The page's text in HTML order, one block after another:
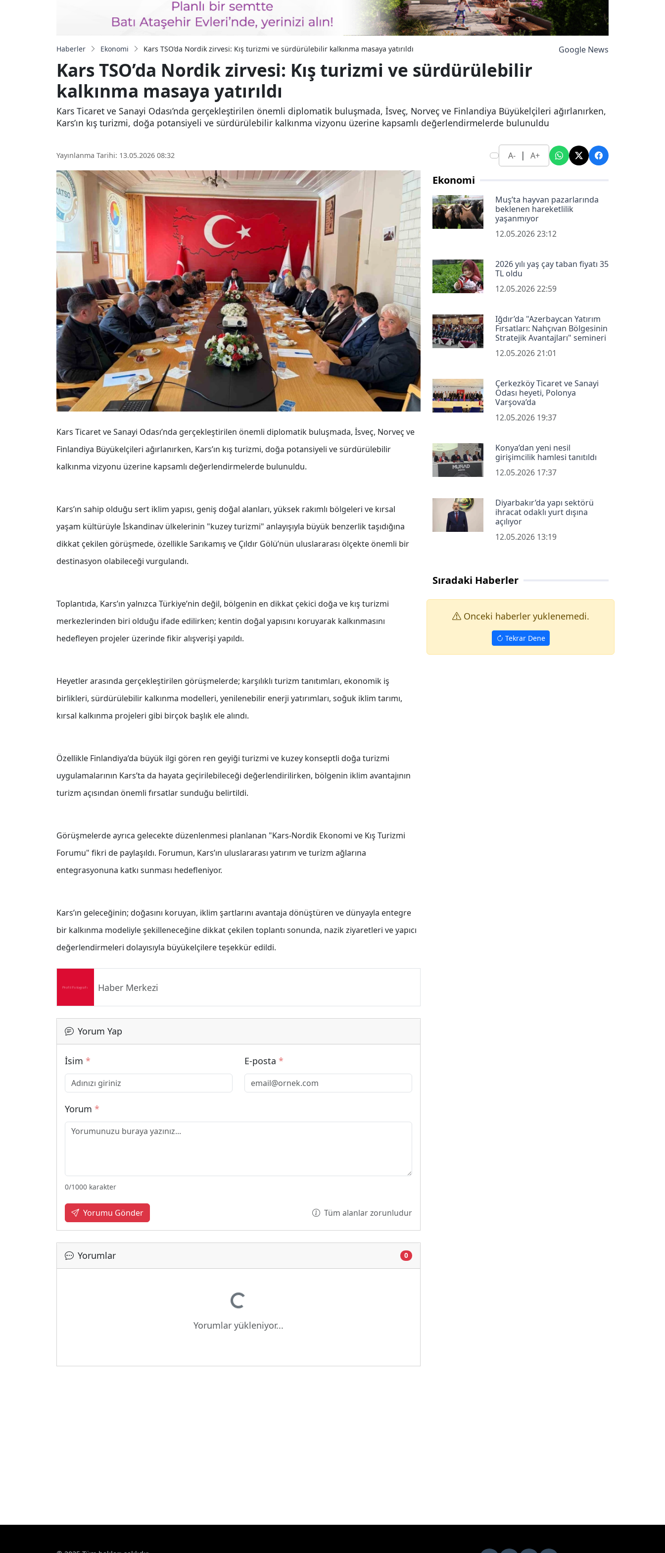
Haberler Ekonomi Kars TSO’da Nordik zirvesi: Kış turizmi ve sürdürülebilir kalkınma masaya yatırıldı Google News
Kars TSO’da Nordik zirvesi: Kış turizmi ve sürdürülebilir
kalkınma masaya yatırıldı
Kars Ticaret ve Sanayi Odası’nda gerçekleştirilen önemli diplomatik buluşmada, İsveç, Norveç ve Finlandiya Büyükelçileri ağırlanırken,
Kars’ın kış turizmi, doğa potansiyeli ve sürdürülebilir kalkınma vizyonu üzerine kapsamlı değerlendirmelerde bulunuldu
Yayınlanma Tarihi: 13.05.2026 08:32 A- | A+
Kars Ticaret ve Sanayi Odası’nda gerçekleştirilen önemli diplomatik buluşmada, İsveç, Norveç ve
Finlandiya Büyükelçileri ağırlanırken, Kars’ın kış turizmi, doğa potansiyeli ve sürdürülebilir
kalkınma vizyonu üzerine kapsamlı değerlendirmelerde bulunuldu.
Kars’ın sahip olduğu sert iklim yapısı, geniş doğal alanları, yüksek rakımlı bölgeleri ve kırsal
yaşam kültürüyle İskandinav ülkelerinin "kuzey turizmi" anlayışıyla büyük benzerlik taşıdığına
dikkat çekilen görüşmede, özellikle Sarıkamış ve Çıldır Gölü’nün uluslararası ölçekte önemli bir
destinasyon olabileceği vurgulandı.
Toplantıda, Kars’ın yalnızca Türkiye’nin değil, bölgenin en dikkat çekici doğa ve kış turizmi
merkezlerinden biri olduğu ifade edilirken; kentin doğal yapısını koruyarak kalkınmasını
hedefleyen projeler üzerinde fikir alışverişi yapıldı.
Heyetler arasında gerçekleştirilen görüşmelerde; karşılıklı turizm tanıtımları, ekonomik iş
birlikleri, sürdürülebilir kalkınma modelleri, yenilenebilir enerji yatırımları, soğuk iklim tarımı,
kırsal kalkınma projeleri gibi birçok başlık ele alındı.
Özellikle Finlandiya’da büyük ilgi gören ren geyiği turizmi ve kuzey konseptli doğa turizmi
uygulamalarının Kars’ta da hayata geçirilebileceği değerlendirilirken, bölgenin iklim avantajının
turizm açısından önemli fırsatlar sunduğu belirtildi.
Görüşmelerde ayrıca gelecekte düzenlenmesi planlanan "Kars-Nordik Ekonomi ve Kış Turizmi
Forumu" fikri de paylaşıldı. Forumun, Kars’ın uluslararası yatırım ve turizm ağlarına
entegrasyonuna katkı sunması hedefleniyor.
Kars’ın geleceğinin; doğasını koruyan, iklim şartlarını avantaja dönüştüren ve dünyayla entegre
bir kalkınma modeliyle şekilleneceğine dikkat çekilen toplantı sonunda, nazik ziyaretleri ve yapıcı
değerlendirmeleri dolayısıyla büyükelçilere teşekkür edildi.
Haber Merkezi
Yorum Yap
İsim * E-posta *
Yorum *
0/1000 karakter
Yorumu Gönder Tüm alanlar zorunludur
Yorumlar 0
Yükleniyor...
Yorumlar yükleniyor...
Ekonomi
Muş’ta hayvan pazarlarında
beklenen hareketlilik
yaşanmıyor
12.05.2026 23:12
2026 yılı yaş çay taban fiyatı 35
TL oldu
12.05.2026 22:59
Iğdır’da "Azerbaycan Yatırım
Fırsatları: Nahçıvan Bölgesinin
Stratejik Avantajları" semineri
12.05.2026 21:01
Çerkezköy Ticaret ve Sanayi
Odası heyeti, Polonya
Varşova’da
12.05.2026 19:37
Konya’dan yeni nesil
girişimcilik hamlesi tanıtıldı
12.05.2026 17:37
Diyarbakır’da yapı sektörü
ihracat odaklı yurt dışına
açılıyor
12.05.2026 13:19
Sıradaki Haberler
Onceki haberler yuklenemedi.
Tekrar Dene